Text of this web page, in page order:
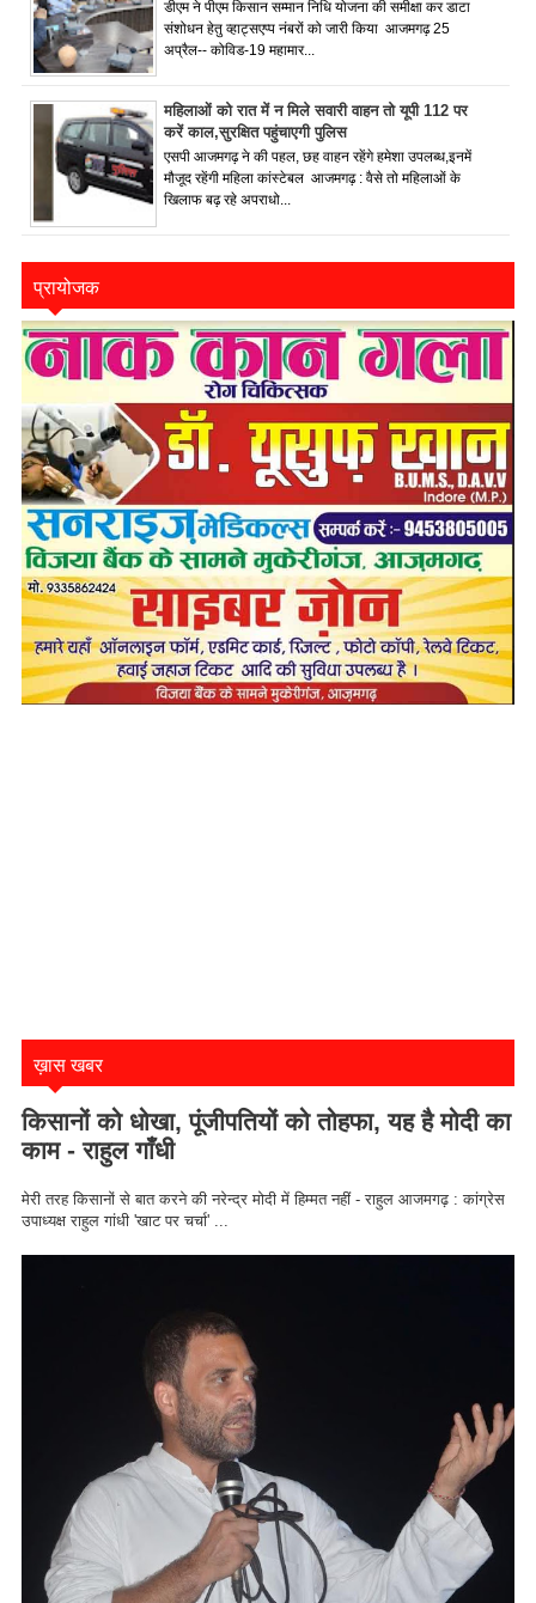
डीएम ने पीएम किसान सम्मान निधि योजना की समीक्षा कर डाटा
संशोधन हेतु व्हाट्सएप्प नंबरों को जारी किया आजमगढ़ 25
अप्रैल-- कोविड-19 महामार...
महिलाओं को रात में न मिले सवारी वाहन तो यूपी 112 पर
करें काल,सुरक्षित पहुंचाएगी पुलिस
एसपी आजमगढ़ ने की पहल, छह वाहन रहेंगे हमेशा उपलब्ध,इनमें
मौजूद रहेंगी महिला कांस्टेबल आजमगढ़ : वैसे तो महिलाओं के
खिलाफ बढ़ रहे अपराधो...
प्रायोजक
ख़ास खबर
किसानों को धोखा, पूंजीपतियों को तोहफा, यह है मोदी का
काम - राहुल गाँधी
मेरी तरह किसानों से बात करने की नरेन्द्र मोदी में हिम्मत नहीं - राहुल आजमगढ़ : कांग्रेस
उपाध्यक्ष राहुल गांधी 'खाट पर चर्चा' ...